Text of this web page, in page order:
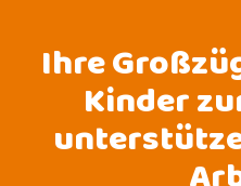
Ihre
Kinder